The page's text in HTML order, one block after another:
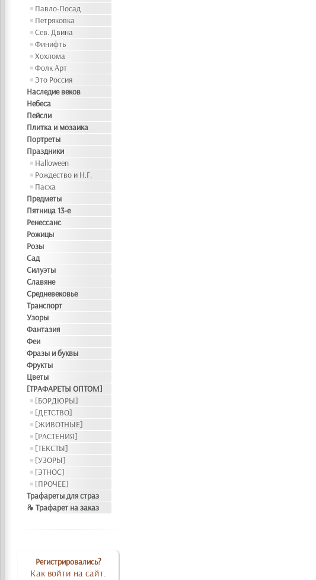
Павло-Посад
Петряковка
Сев. Двина
Финифть
Хохлома
Фолк Арт
Это Россия
Наследие веков
Небеса
Пейсли
Плитка и мозаика
Портреты
Праздники
Halloween
Рождество и Н.Г.
Пасха
Предметы
Пятница 13-е
Ренессанс
Рожицы
Розы
Сад
Силуэты
Славяне
Средневековье
Транспорт
Узоры
Фантазия
Феи
Фразы и буквы
Фрукты
Цветы
[ТРАФАРЕТЫ ОПТОМ]
[БОРДЮРЫ]
[ДЕТСТВО]
[ЖИВОТНЫЕ]
[РАСТЕНИЯ]
[ТЕКСТЫ]
[УЗОРЫ]
[ЭТНОС]
[ПРОЧЕЕ]
Трафареты для страз
❧ Трафарет на заказ
Регистрировались?
Как войти на сайт.